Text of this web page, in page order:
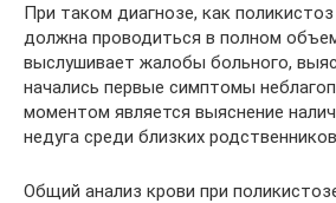
При таком диагнозе, как
должна проводиться в полном
выслушивает жалобы больного,
начались первые симптомы
моментом является выяснение
недуга среди близких родственников.
Общий анализ крови при